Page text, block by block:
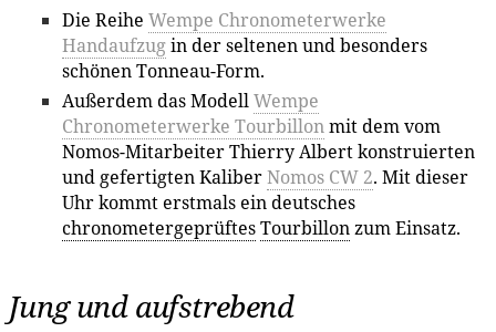
Die Reihe Wempe Chronometerwerke
Handaufzugin der seltenen und besonders
schönen Tonneau-Form.
Außerdem das ModellWempe
Chronometerwerke Tourbillonmit dem vom
Nomos-Mitarbeiter Thierry Albert konstruierten
und gefertigten KaliberNomos CW 2. Mit dieser
Uhr kommt erstmals ein deutsches
chronometergeprüftesTourbillonzum Einsatz.
Jung und aufstrebend